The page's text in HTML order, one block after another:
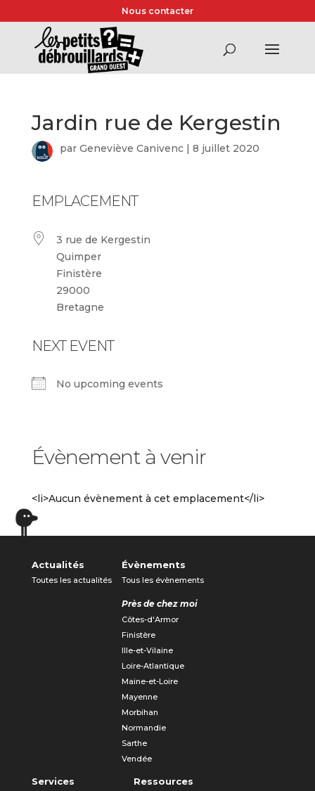
Nous contacter
Jardin rue de Kergestin
par Geneviève Canivenc| 8 juillet 2020
EMPLACEMENT
3 rue de Kergestin
Quimper
Finistère
29000
Bretagne
NEXT EVENT
No upcoming events
Évènement à venir
<li>Aucun évènement à cet emplacement</li>
Actualités
Toutes les actualités
Évènements
Tous les évènements
Près de chez moi
Côtes-d'Armor
Finistère
Ille-et-Vilaine
Loire-Atlantique
Maine-et-Loire
Mayenne
Morbihan
Normandie
Sarthe
Vendée
Services Ressources